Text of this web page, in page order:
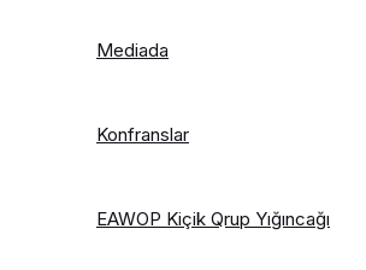
Mediada
Konfranslar
EAWOP Kiçik Qrup Yığıncağı